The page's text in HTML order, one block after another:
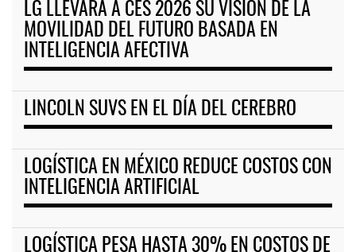
LG LLEVARÁ A CES 2026 SU VISIÓN DE LA
MOVILIDAD DEL FUTURO BASADA EN
INTELIGENCIA AFECTIVA
LINCOLN SUVS EN EL DÍA DEL CEREBRO
LOGÍSTICA EN MÉXICO REDUCE COSTOS CON
INTELIGENCIA ARTIFICIAL
LOGÍSTICA PESA HASTA 30% EN COSTOS DE